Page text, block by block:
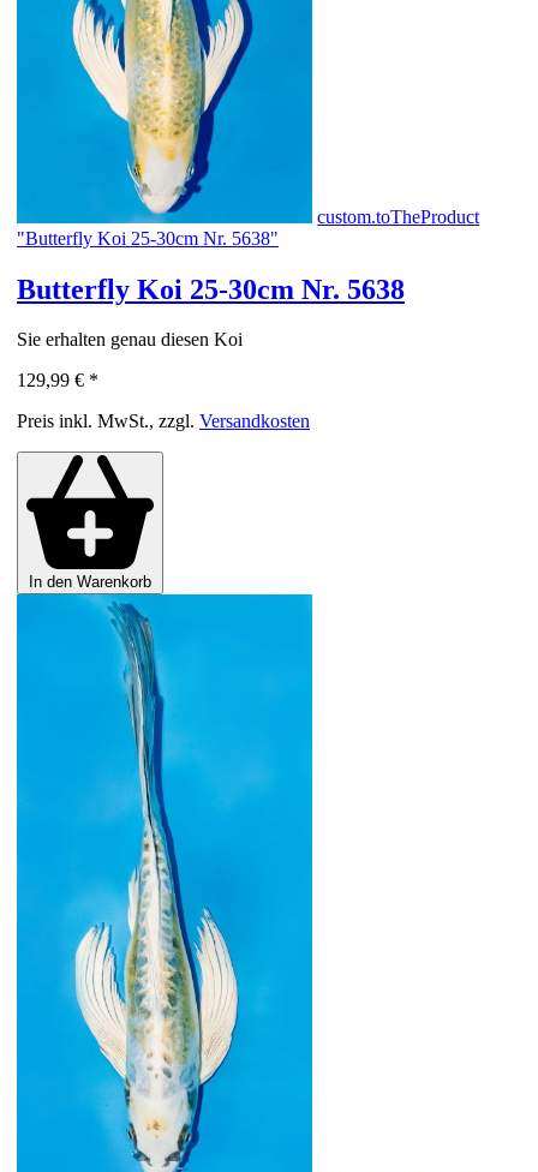
custom.toTheProduct
"Butterfly Koi 25-30cm Nr. 5638"
Butterfly Koi 25-30cm Nr. 5638
Sie erhalten genau diesen Koi
129,99 € *
Preis inkl. MwSt., zzgl. Versandkosten
In den Warenkorb